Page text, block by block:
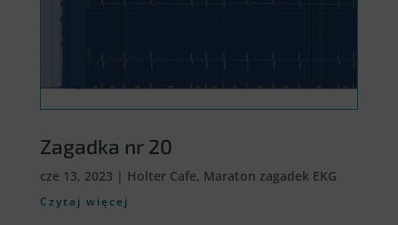
Zagadka nr 20
cze 13, 2023 | Holter Cafe, Maraton zagadek EKG
Czytaj więcej